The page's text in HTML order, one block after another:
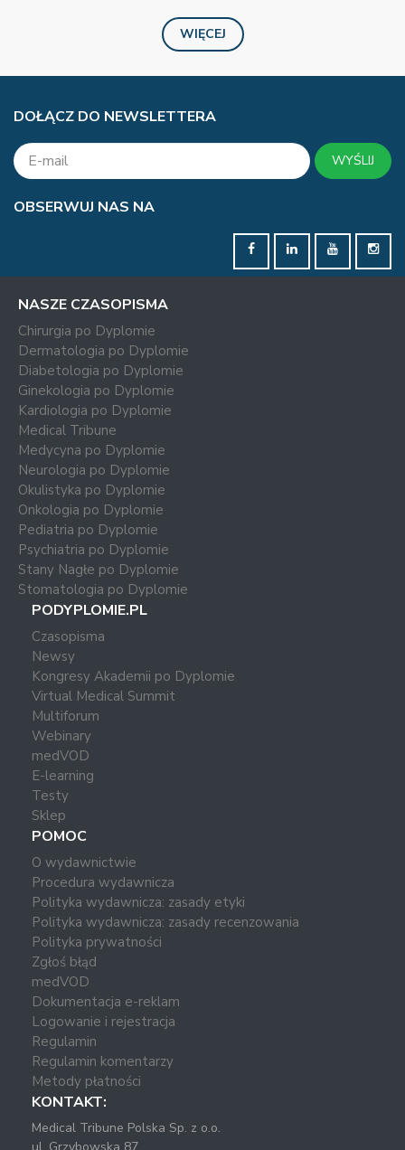
WIĘCEJ
DOŁĄCZ DO NEWSLETTERA
WYŚLIJ
OBSERWUJ NAS NA
NASZE CZASOPISMA
Chirurgia po Dyplomie
Dermatologia po Dyplomie
Diabetologia po Dyplomie
Ginekologia po Dyplomie
Kardiologia po Dyplomie
Medical Tribune
Medycyna po Dyplomie
Neurologia po Dyplomie
Okulistyka po Dyplomie
Onkologia po Dyplomie
Pediatria po Dyplomie
Psychiatria po Dyplomie
Stany Nagłe po Dyplomie
Stomatologia po Dyplomie
PODYPLOMIE.PL
Czasopisma
Newsy
Kongresy Akademii po Dyplomie
Virtual Medical Summit
Multiforum
Webinary
medVOD
E-learning
Testy
Sklep
POMOC
O wydawnictwie
Procedura wydawnicza
Polityka wydawnicza: zasady etyki
Polityka wydawnicza: zasady recenzowania
Polityka prywatności
Zgłoś błąd
medVOD
Dokumentacja e-reklam
Logowanie i rejestracja
Regulamin
Regulamin komentarzy
Metody płatności
KONTAKT:
Medical Tribune Polska Sp. z o.o.